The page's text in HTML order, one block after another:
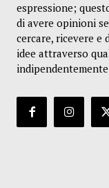
espressione;
di avere opinioni
cercare, ricevere e
idee attraverso